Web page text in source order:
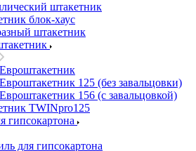
штакетник
блок-хаус
штакетник
Евроштакетник
Евроштакетник 125 (без завальцовки)
Евроштакетник 156 (с завальцовкой)
TWINpro125
гипсокартона
для гипсокартона